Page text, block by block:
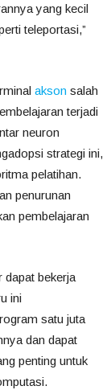
yang kecil
teleportasi,”
akson salah
terjadi
neuron
strategi ini,
pelatihan.
penurunan
pembelajaran
dapat bekerja
ini
satu juta
dan dapat
penting untuk